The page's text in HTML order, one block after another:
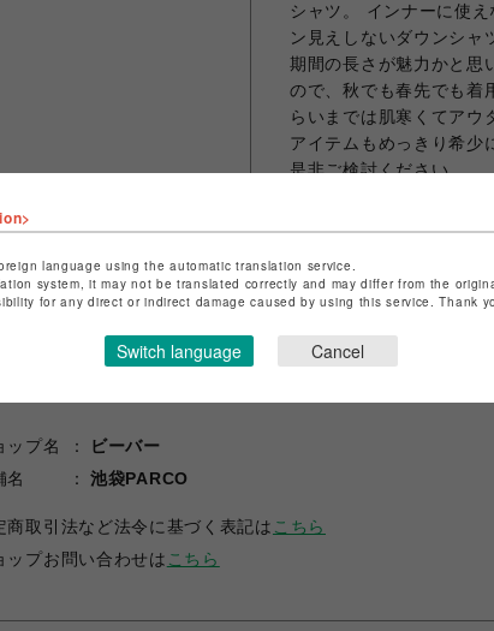
シャツ。 インナーに使
ン見えしないダウンシャ
期間の長さが魅力かと思
ので、秋でも春先でも着
らいまでは肌寒くてアウ
アイテムもめっきり希少
是非ご検討ください。
シェアする
ップ名
ビーバー
名
池袋PARCO
商取引法など法令に基づく表記は こちら
ップお問い合わせは こちら
language using the automatic translation service.
system, it may not be translated correctly and may differ from the
for any direct or indirect damage caused by using this service. Thank
Switch language Cancel